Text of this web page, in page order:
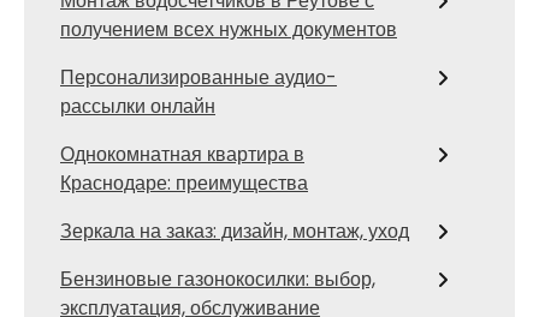
получением всех нужных документов
Персонализированные аудио-
рассылки онлайн
Однокомнатная квартира в
Краснодаре: преимущества
Зеркала на заказ: дизайн, монтаж, уход
Бензиновые газонокосилки: выбор,
эксплуатация, обслуживание